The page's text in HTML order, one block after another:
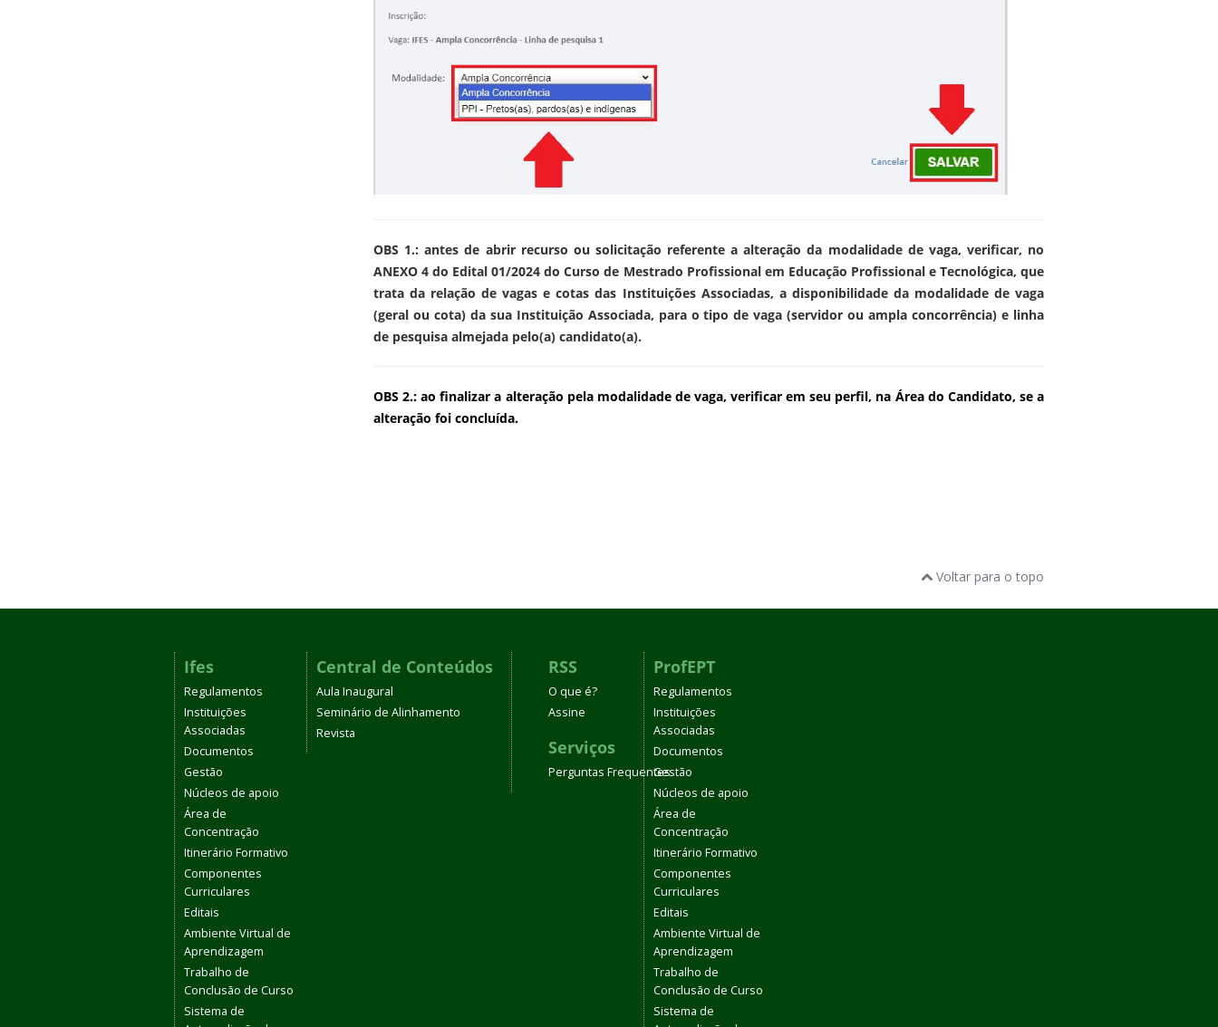
OBS 1.: antes de abrir recurso ou solicitação referente a alteração da modalidade de vaga, verificar, no
ANEXO 4 do Edital 01/2024 do Curso de Mestrado Profissional em Educação Profissional e Tecnológica, que
trata da relação de vagas e cotas das Instituições Associadas, a disponibilidade da modalidade de vaga
(geral ou cota) da sua Instituição Associada, para o tipo de vaga (servidor ou ampla concorrência) e linha
de pesquisa almejada pelo(a) candidato(a).
OBS 2.: ao finalizar a alteração pela modalidade de vaga, verificar em seu perfil, na Área do Candidato, se a
alteração foi concluída.
Voltar para o topo
Ifes
Regulamentos
Instituições
Associadas
Documentos
Gestão
Núcleos de apoio
Área de
Concentração
Itinerário Formativo
Componentes
Curriculares
Editais
Ambiente Virtual de
Aprendizagem
Trabalho de
Conclusão de Curso
Sistema de
Central de Conteúdos
Aula Inaugural
Seminário de Alinhamento
Revista
RSS
O que é?
Assine
Serviços
Perguntas Frequentes
ProfEPT
Regulamentos
Instituições
Associadas
Documentos
Gestão
Núcleos de apoio
Área de
Concentração
Itinerário Formativo
Componentes
Curriculares
Editais
Ambiente Virtual de
Aprendizagem
Trabalho de
Conclusão de Curso
Sistema de